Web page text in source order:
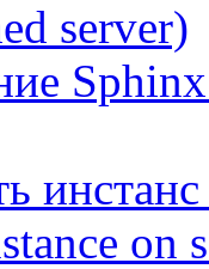
server)
on